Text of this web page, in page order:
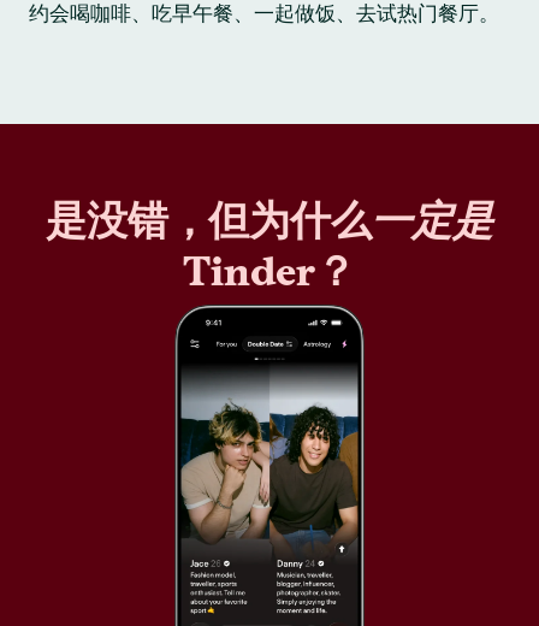
约会喝咖啡、吃早午餐、一起做饭、去试热门餐厅。
是没错，但为什么一定是
Tinder？